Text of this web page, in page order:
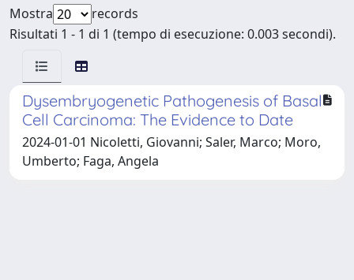
Mostra
records
Risultati 1 - 1 di 1 (tempo di esecuzione: 0.003 secondi).
Dysembryogenetic Pathogenesis of Basal
Cell Carcinoma: The Evidence to Date
2024-01-01 Nicoletti, Giovanni; Saler, Marco; Moro,
Umberto; Faga, Angela